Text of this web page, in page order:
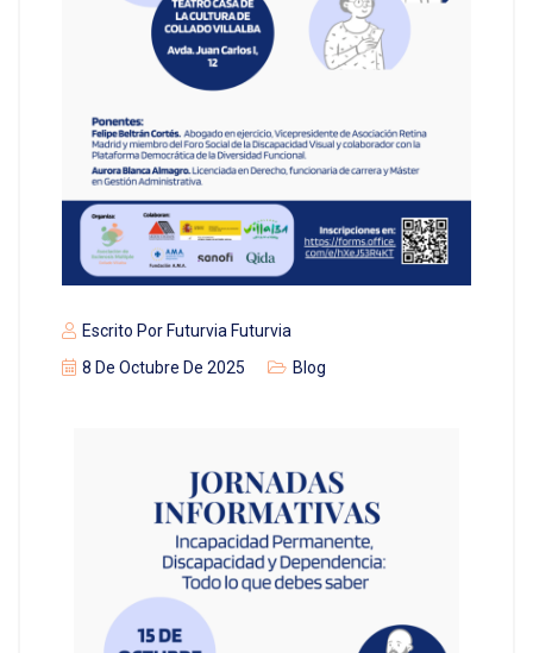
Escrito Por Futurvia Futurvia
8 De Octubre De 2025
Blog